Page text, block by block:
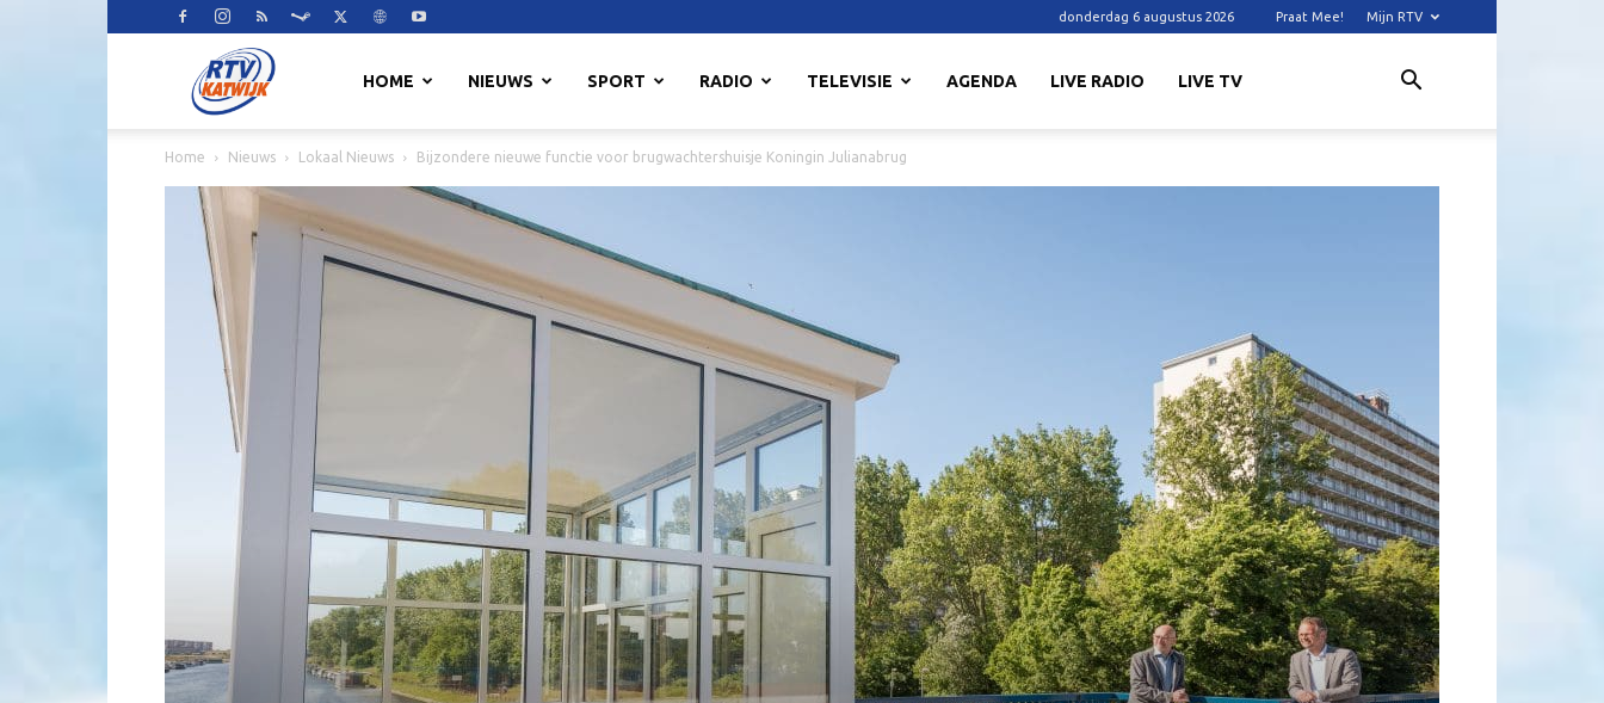
donderdag 6 augustus 2026 Praat Mee! Mijn RTV
HOME NIEUWS SPORT RADIO TELEVISIE AGENDA LIVE RADIO LIVE TV
Home Nieuws Lokaal Nieuws Bijzondere nieuwe functie voor brugwachtershuisje Koningin Julianabrug